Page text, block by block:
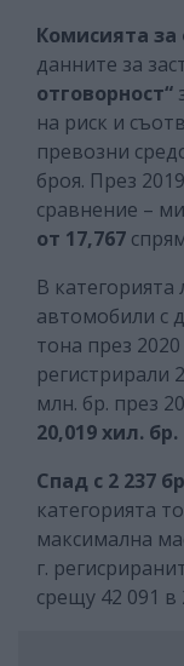
Комисията
данните за
отговорност“
на риск и
превозни
броя. През
сравнение –
от 17,767
В
автомобили с
тона през
регистрирали
млн. бр. през
20,019 хил. бр.
Спад с 2 237
категорията
максимална
г.
срещу 42 091 в